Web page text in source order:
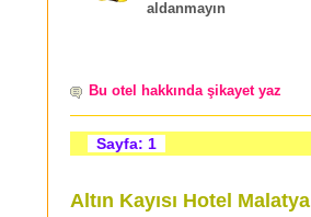
aldanmayın
Bu otel hakkında şikayet yaz
Sayfa: 1
Altın Kayısı Hotel Malatya